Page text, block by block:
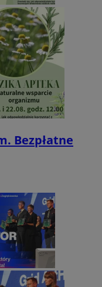
Bezpłatne